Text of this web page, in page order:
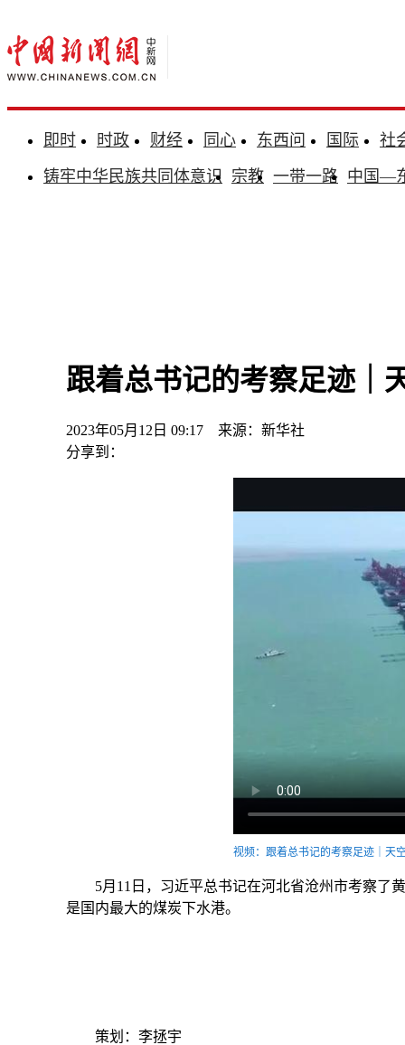
即时 时政 财经 同心 东西问 国际
社
铸牢中华民族共同体意识 宗教 一带一路 中国—
跟着总书记的考察足迹｜
2023年05月12日 09:17 来源：新华社
分享到：
视频：跟着总书记的考察足迹｜天
5月11日，习近平总书记在河北省沧州市考察了黄
是国内最大的煤炭下水港。
策划：李拯宇